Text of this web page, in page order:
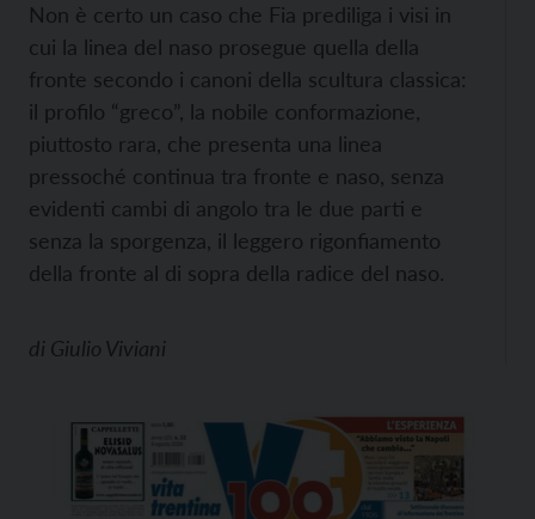
Non è certo un caso che Fia prediliga i visi in
cui la linea del naso prosegue quella della
fronte secondo i canoni della scultura classica:
il profilo “greco”, la nobile conformazione,
piuttosto rara, che presenta una linea
pressoché continua tra fronte e naso, senza
evidenti cambi di angolo tra le due parti e
senza la sporgenza, il leggero rigonfiamento
della fronte al di sopra della radice del naso.
di Giulio Viviani